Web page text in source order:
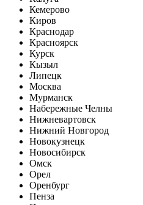
Кемерово
Киров
Краснодар
Красноярск
Курск
Кызыл
Липецк
Москва
Мурманск
Набережные Челны
Нижневартовск
Нижний Новгород
Новокузнецк
Новосибирск
Омск
Орел
Оренбург
Пенза